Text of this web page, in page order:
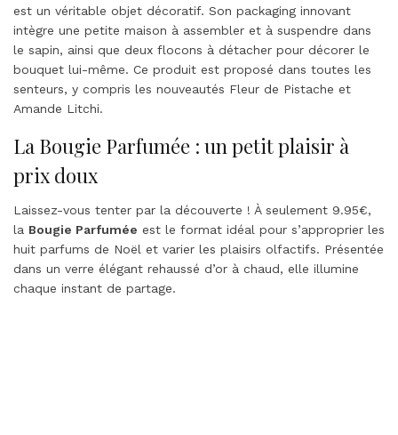
est un véritable objet décoratif. Son packaging innovant
intègre une petite maison à assembler et à suspendre dans
le sapin, ainsi que deux flocons à détacher pour décorer le
bouquet lui-même. Ce produit est proposé dans toutes les
senteurs, y compris les nouveautés Fleur de Pistache et
Amande Litchi.
La Bougie Parfumée : un petit plaisir à
prix doux
Laissez-vous tenter par la découverte ! À seulement 9.95€,
la Bougie Parfumée est le format idéal pour s’approprier les
huit parfums de Noël et varier les plaisirs olfactifs. Présentée
dans un verre élégant rehaussé d’or à chaud, elle illumine
chaque instant de partage.